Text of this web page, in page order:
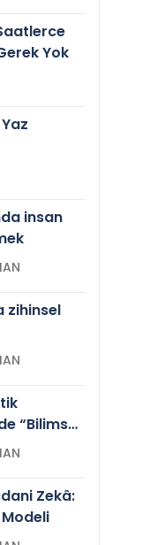
Yok
insan
zihinsel
“Bilimsel
Zekâ: